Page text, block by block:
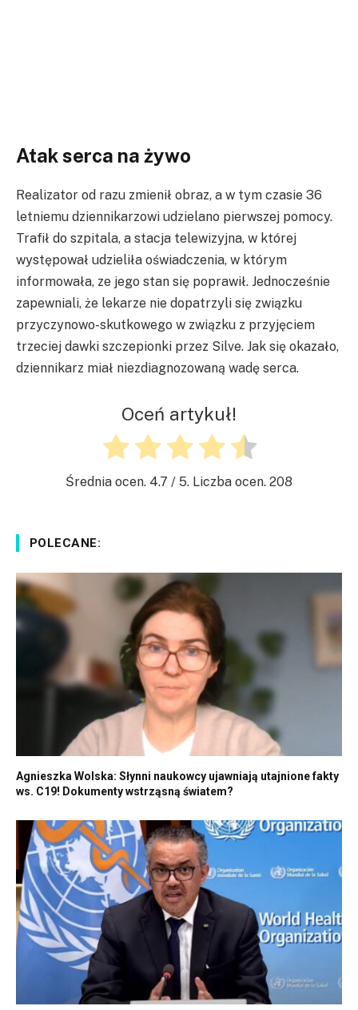
Atak serca na żywo
Realizator od razu zmienił obraz, a w tym czasie 36
letniemu dziennikarzowi udzielano pierwszej pomocy.
Trafił do szpitala, a stacja telewizyjna, w której
występował udzieliła oświadczenia, w którym
informowała, ze jego stan się poprawił. Jednocześnie
zapewniali, że lekarze nie dopatrzyli się związku
przyczynowo-skutkowego w związku z przyjęciem
trzeciej dawki szczepionki przez Silve. Jak się okazało,
dziennikarz miał niezdiagnozowaną wadę serca.
Oceń artykuł!
Średnia ocen. 4.7 / 5. Liczba ocen. 208
POLECANE:
Agnieszka Wolska: Słynni naukowcy ujawniają utajnione fakty
ws. C19! Dokumenty wstrząsną światem?